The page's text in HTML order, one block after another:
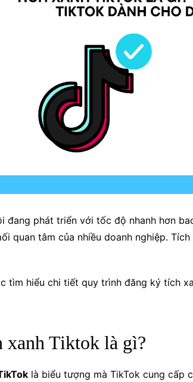
đang phát triển với tốc độ nhanh hơn
quan tâm của nhiều doanh nghiệp.
tìm hiểu chi tiết quy trình đăng ký tích
xanh Tiktok là gì?
là biểu tượng mà TikTok cung cấp